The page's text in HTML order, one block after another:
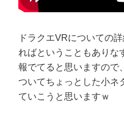
ドラクエVRについての
ればということもありな
報でてると思いますので
ついてちょっとした小ネ
ていこうと思いますｗ